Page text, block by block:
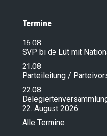
Termine
16.08
SVP bi de Lüt mit
21.08
Parteileitung /
22.08
22. August 2026
Alle Termine